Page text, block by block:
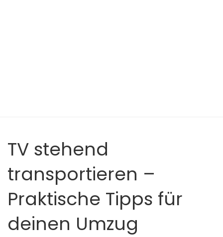
TV stehend
transportieren –
Praktische Tipps für
deinen Umzug